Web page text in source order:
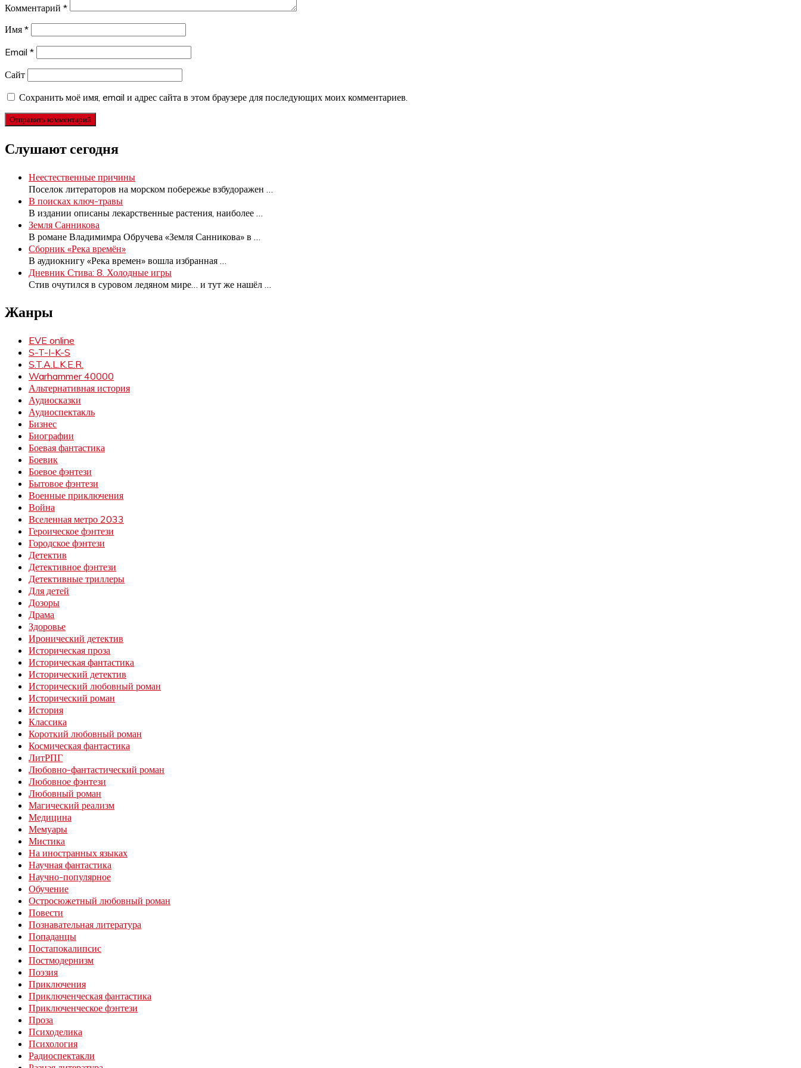
Комментарий *
Имя *
Email *
Сайт
Сохранить моё имя, email и адрес сайта в этом браузере для последующих моих комментариев.
Слушают сегодня
Неестественные причины
Поселок литераторов на морском побережье взбудоражен
В поисках ключ-травы
В издании описаны лекарственные растения, наиболее
Земля Санникова
В романе Владимимра Обручева «Земля Санникова» в
Сборник «Река времён»
В аудиокнигу «Река времен» вошла избранная
Дневник Стива: 8. Холодные игры
Стив очутился в суровом ледяном мире… и тут же нашёл
Жанры
EVE online
S-T-I-K-S
S.T.A.L.K.E.R.
Warhammer 40000
Альтернативная история
Аудиосказки
Аудиоспектакль
Бизнес
Биографии
Боевая фантастика
Боевик
Боевое фэнтези
Бытовое фэнтези
Военные приключения
Война
Вселенная метро 2033
Героическое фэнтези
Городское фэнтези
Детектив
Детективное фэнтези
Детективные триллеры
Для детей
Дозоры
Драма
Здоровье
Иронический детектив
Историческая проза
Историческая фантастика
Исторический детектив
Исторический любовный роман
Исторический роман
История
Классика
Короткий любовный роман
Космическая фантастика
ЛитРПГ
Любовно-фантастический роман
Любовное фэнтези
Любовный роман
Магический реализм
Медицина
Мемуары
Мистика
На иностранных языках
Научная фантастика
Научно-популярное
Обучение
Остросюжетный любовный роман
Повести
Познавательная литература
Попаданцы
Постапокалипсис
Постмодернизм
Поэзия
Приключения
Приключенческая фантастика
Приключенческое фэнтези
Проза
Психоделика
Психология
Радиоспектакли